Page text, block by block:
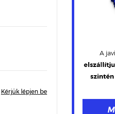
Kérjük lépjen be